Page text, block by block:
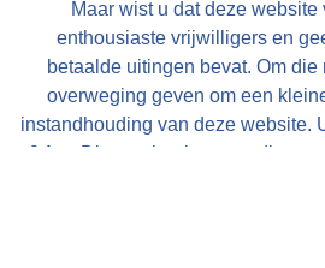
Maar wist u dat deze
enthousiaste vrijwilligers en
betaalde uitingen bevat. Om
overweging geven om een
instandhouding van deze website.
€ 1,--. Dit gaat heel eenvoudig en